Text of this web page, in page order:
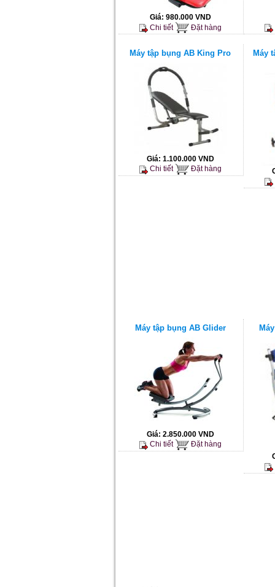
Giá: 980.000 VND
Chi tiết
Đặt hàng
Máy tập bụng AB King Pro
Giá: 1.100.000 VND
Chi tiết
Đặt hàng
Máy
Máy tập bụng AB Glider
Giá: 2.850.000 VND
Chi tiết
Đặt hàng